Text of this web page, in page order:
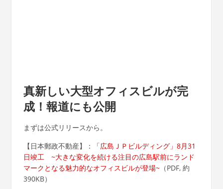
真新しい大型オフィスビルが完
成！報道にも公開
まずは公式リリースから。
【日本郵政不動産】：
「広島ＪＰビルディング」8月31
日竣工 ~大きな変化を続ける注目の広島駅前にランド
マークとなる魅力的なオフィスビルが登場~（PDF, 約
390KB）